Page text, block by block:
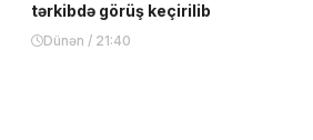
tərkibdə görüş keçirilib
Dünən / 21:40